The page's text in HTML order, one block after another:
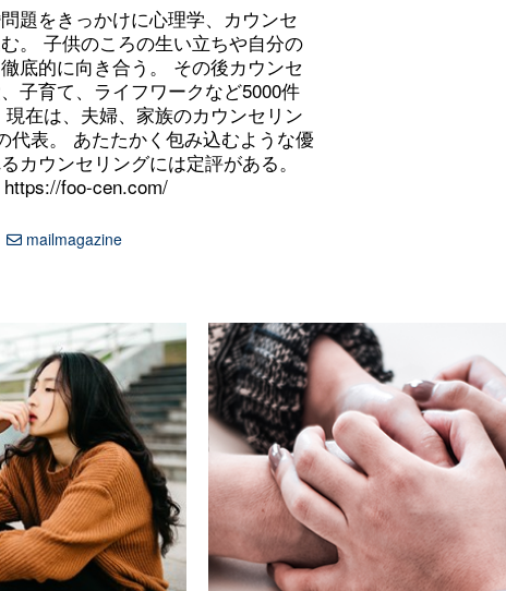
題をきっかけに心理学、カウンセ
。 子供のころの生い立ちや自分の
底的に向き合う。 その後カウンセ
子育て、ライフワークなど5000件
在は、夫婦、家族のカウンセリン
代表。 あたたかく包み込むような優
カウンセリングには定評がある。
https://foo-cen.com/
mailmagazine